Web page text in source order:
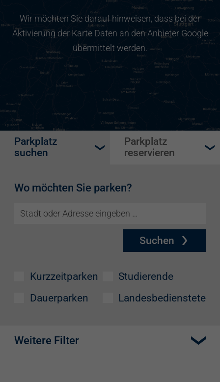
Wir möchten Sie darauf hinweisen, dass bei der
Aktivierung der Karte Daten an den Anbieter Google
übermittelt werden.
Parkplatz
suchen
Parkplatz
reservieren
Wo möchten Sie parken?
Suchen
Kurzzeitparken
Dauerparken
Studierende
Landesbedienstete
Weitere Filter